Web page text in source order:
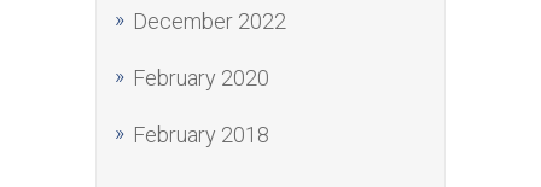
December 2022
February 2020
February 2018